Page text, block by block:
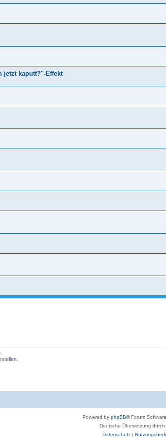
jetzt kaputt?"-Effekt
Powered by phpBB® Forum
Deutsche Übersetzung durch
Datenschutz|